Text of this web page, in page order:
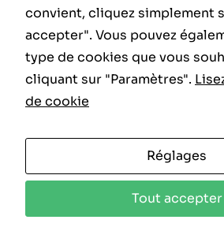
ACTUALITÉ
convient, cliquez simplement
accepter". Vous pouvez
type de cookies que vous
cliquant sur "Paramètres".
de cookie
Réglages
Tout accepter